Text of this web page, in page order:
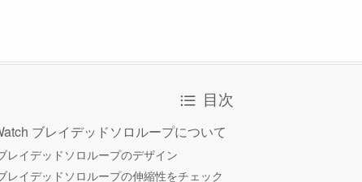
目次
ブレイデッドソロループについて
イデッドソロループのデザイン
イデッドソロループの伸縮性をチェック